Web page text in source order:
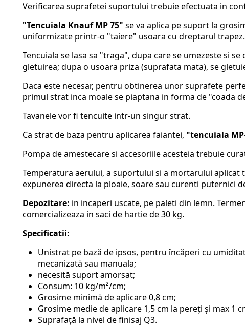
Verificarea suprafetei suportului trebuie efectuata in
"Tencuiala Knauf MP 75" se va aplica pe suport la
uniformizate printr-o "taiere" usoara cu dreptarul trapez.
Tencuiala se lasa sa "traga", dupa care se umezeste si
gletuirea; dupa o usoara priza (suprafata mata), se
Daca este necesar, pentru obtinerea unor suprafete
primul strat inca moale se piaptana in forma de "coada
Tavanele vor fi tencuite intr-un singur strat.
Ca strat de baza pentru aplicarea faiantei, "tencuiala
Pompa de amestecare si accesoriile acesteia trebuie
Temperatura aerului, a suportului si a mortarului aplicat
expunerea directa la ploaie, soare sau curenti puternici
Depozitare: in incaperi uscate, pe paleti din lemn.
comercializeaza in saci de hartie de 30 kg.
Specificatii:
Unistrat pe bază de ipsos, pentru încăperi cu
mecanizată sau manuala;
necesită suport amorsat;
Consum: 10 kg/m²/cm;
Grosime minimă de aplicare 0,8 cm;
Grosime medie de aplicare 1,5 cm la pereţi şi max 1
Suprafaţă la nivel de finisaj Q3.